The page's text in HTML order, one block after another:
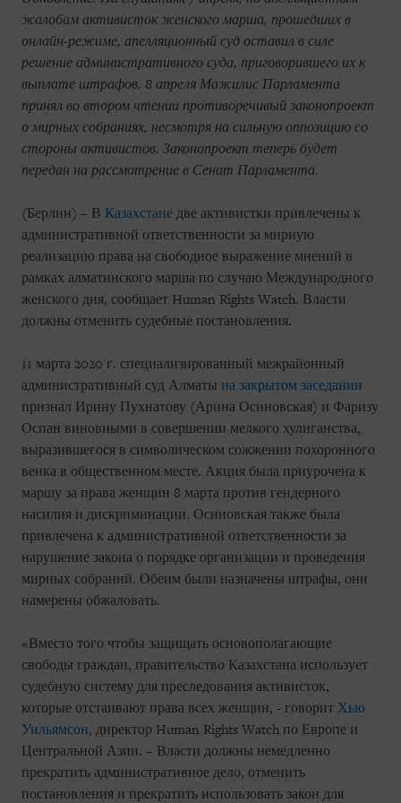
жалобам активисток женского марша, прошедших в
онлайн-режиме, апелляционный суд оставил в силе
решение административного суда, приговорившего их к
выплате штрафов. 8 апреля Мажилис Парламента
принял во втором чтении противоречивый законопроект
о мирных собраниях, несмотря на сильную оппозицию со
стороны активистов. Законопроект теперь будет
передан на рассмотрение в Сенат Парламента.
(Берлин) – В Казахстане две активистки привлечены к
административной ответственности за мирную
реализацию права на свободное выражение мнений в
рамках алматинского марша по случаю Международного
женского дня, сообщает Human Rights Watch. Власти
должны отменить судебные постановления.
11 марта 2020 г. специализированный межрайонный
административный суд Алматы на закрытом заседании
признал Ирину Пухнатову (Арина Осиновская) и Фаризу
Оспан виновными в совершении мелкого хулиганства,
выразившегося в символическом сожжении похоронного
венка в общественном месте. Акция была приурочена к
маршу за права женщин 8 марта против гендерного
насилия и дискриминации. Осиновская также была
привлечена к административной ответственности за
нарушение закона о порядке организации и проведения
мирных собраний. Обеим были назначены штрафы, они
намерены обжаловать.
«Вместо того чтобы защищать основополагающие
свободы граждан, правительство Казахстана использует
судебную систему для преследования активисток,
которые отстаивают права всех женщин, - говорит Хью
Уильямсон, директор Human Rights Watch по Европе и
Центральной Азии. – Власти должны немедленно
прекратить административное дело, отменить
постановления и прекратить использовать закон для